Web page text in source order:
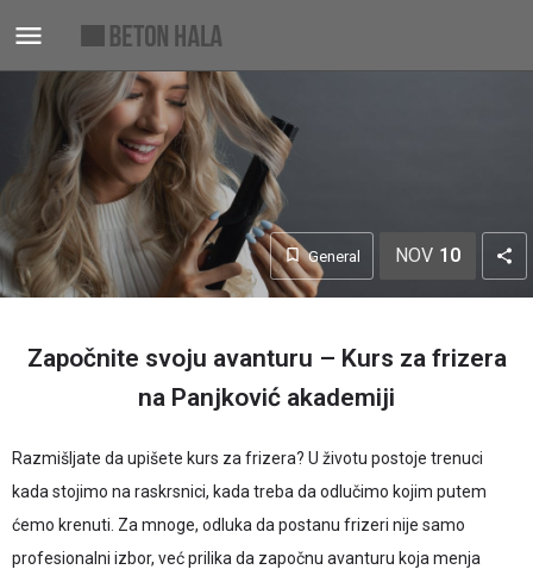
General NOV 10
Započnite svoju avanturu – Kurs za frizera
na Panjković akademiji
Razmišljate da upišete kurs za frizera? U životu postoje trenuci
kada stojimo na raskrsnici, kada treba da odlučimo kojim putem
ćemo krenuti. Za mnoge, odluka da postanu frizeri nije samo
profesionalni izbor, već prilika da započnu avanturu koja menja